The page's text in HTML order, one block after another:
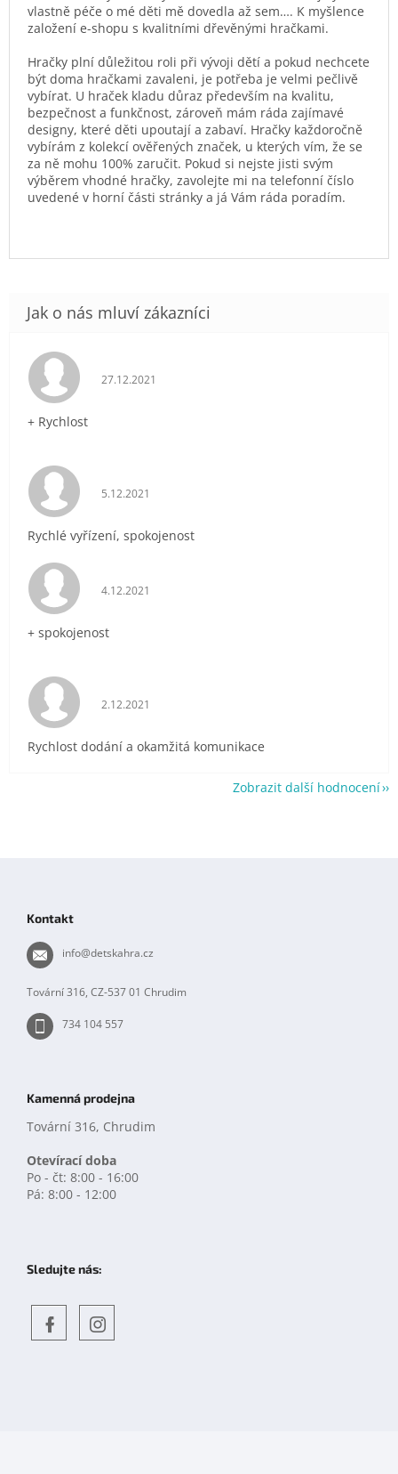
vlastně péče o mé děti mě dovedla až sem…. K myšlence
založení e-shopu s kvalitními dřevěnými hračkami.
Hračky plní důležitou roli při vývoji dětí a pokud nechcete
být doma hračkami zavaleni, je potřeba je velmi pečlivě
vybírat. U hraček kladu důraz především na kvalitu,
bezpečnost a funkčnost, zároveň mám ráda zajímavé
designy, které děti upoutají a zabaví. Hračky každoročně
vybírám z kolekcí ověřených značek, u kterých vím, že se
za ně mohu 100% zaručit. Pokud si nejste jisti svým
výběrem vhodné hračky, zavolejte mi na telefonní číslo
uvedené v horní části stránky a já Vám ráda poradím.
Hodnocení obchodu je 5 z 5 hvězdiček.
27.12.2021
+ Rychlost
Hodnocení obchodu je 5 z 5 hvězdiček.
5.12.2021
Rychlé vyřízení, spokojenost
Hodnocení obchodu je 5 z 5 hvězdiček.
4.12.2021
+ spokojenost
Hodnocení obchodu je 5 z 5 hvězdiček.
2.12.2021
Rychlost dodání a okamžitá komunikace
Zobrazit další hodnocení
Kontakt
info@detskahra.cz
Tovární 316, CZ-537 01 Chrudim
734 104 557
Kamenná prodejna
Tovární 316, Chrudim
Otevírací doba
Po - čt: 8:00 - 16:00
Pá: 8:00 - 12:00
Sledujte nás: